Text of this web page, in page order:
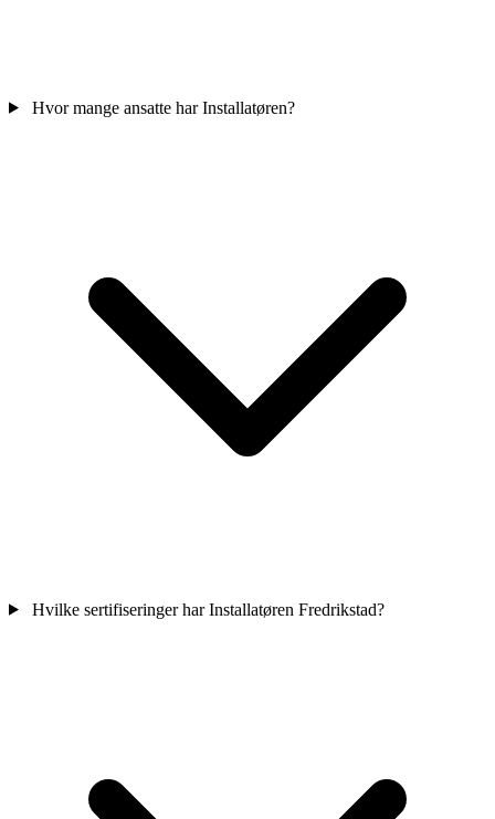
Hvor mange ansatte har Installatøren?
Hvilke sertifiseringer har Installatøren Fredrikstad?